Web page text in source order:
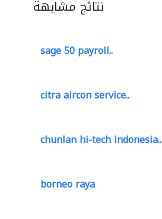
نتائج مشابهة
sage 50 payroll..
citra aircon service..
chunlan hi-tech indonesia..
borneo raya